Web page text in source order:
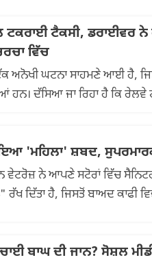
ਟਕਰਾਈ ਟੈਕਸੀ, ਡਰਾਈਵਰ ਨੇ
ਵਿੱਚ
ਅਨੋਖੀ ਘਟਨਾ ਸਾਹਮਣੇ ਆਈ ਹੈ,
ਹਨ। ਦੱਸਿਆ ਜਾ ਰਿਹਾ ਹੈ ਕਿ ਰੇਲਵੇ
'ਮਹਿਲਾ' ਸ਼ਬਦ,
ਚੇਨ ਵੇਟਰੋਜ਼ ਨੇ ਆਪਣੇ ਸਟੋਰਾਂ ਵਿੱਚ
ਬਾਘ ਦੀ ਜਾਨ? ਸੋਸ਼ਲ